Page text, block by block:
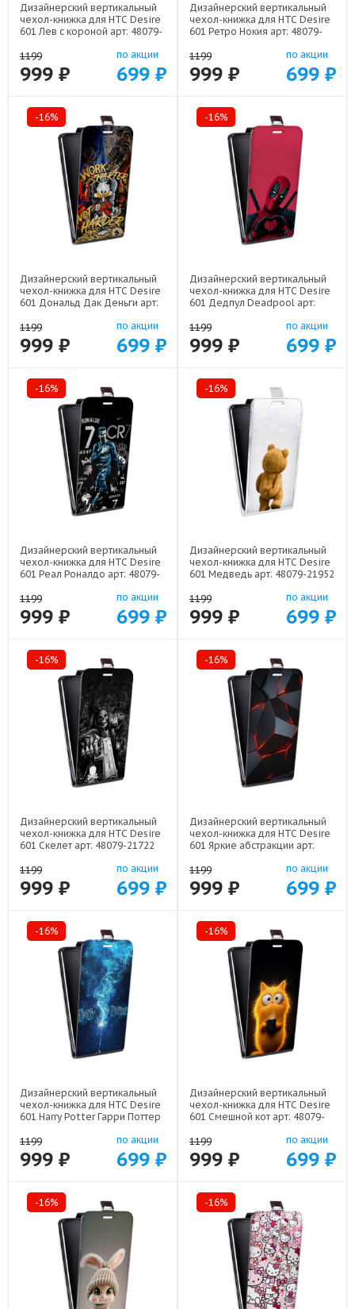
Дизайнерский вертикальный
чехол-книжка для HTC Desire
601 Лев с короной арт: 48079-
1199
999 ₽
по акции
699 ₽
Дизайнерский вертикальный
чехол-книжка для HTC Desire
601 Ретро Нокия арт: 48079-
1199
999 ₽
по акции
699 ₽
-16%
Дизайнерский вертикальный
чехол-книжка для HTC Desire
601 Дональд Дак Деньги арт:
1199
999 ₽
по акции
699 ₽
-16%
Дизайнерский вертикальный
чехол-книжка для HTC Desire
601 Дедпул Deadpool арт:
1199
999 ₽
по акции
699 ₽
-16%
Дизайнерский вертикальный
чехол-книжка для HTC Desire
601 Реал Роналдо арт: 48079-
1199
999 ₽
по акции
699 ₽
-16%
Дизайнерский вертикальный
чехол-книжка для HTC Desire
601 Медведь арт: 48079-21952
1199
999 ₽
по акции
699 ₽
-16%
Дизайнерский вертикальный
чехол-книжка для HTC Desire
601 Скелет арт: 48079-21722
1199
999 ₽
по акции
699 ₽
-16%
Дизайнерский вертикальный
чехол-книжка для HTC Desire
601 Яркие абстракции арт:
1199
999 ₽
по акции
699 ₽
-16%
Дизайнерский вертикальный
чехол-книжка для HTC Desire
601 Harry Potter Гарри Поттер
1199
999 ₽
по акции
699 ₽
-16%
Дизайнерский вертикальный
чехол-книжка для HTC Desire
601 Смешной кот арт: 48079-
1199
999 ₽
по акции
699 ₽
-16% -16%